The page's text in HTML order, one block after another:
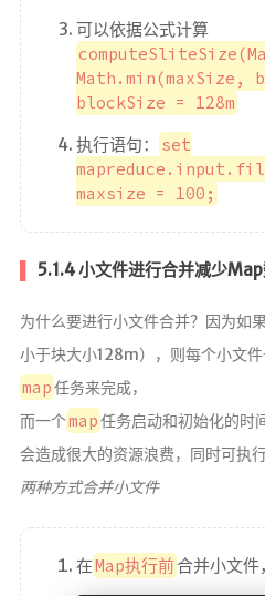
可以依据公式计算
Math.min(maxSize,
blockSize = 128m
执行语句：
set
maxsize = 100;
5.1.4 小文件进行合并减少
为什么要进行小文件合并？因为如
小于块大小128m），则每个小文
map任务来完成，
而一个map任务启动和初始化的时
会造成很大的资源浪费，同时可执
两种方式合并小文件
在Map执行前合并小文件